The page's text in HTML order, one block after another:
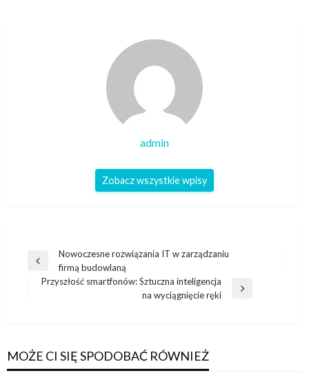
admin
Zobacz wszystkie wpisy
Nawigacja
wpisu
Poprzedni
wpis
Nowoczesne rozwiązania IT w zarządzaniu
firmą budowlaną
Przyszłość smartfonów: Sztuczna inteligencja
na wyciągnięcie ręki
MOŻE CI SIĘ SPODOBAĆ RÓWNIEŻ